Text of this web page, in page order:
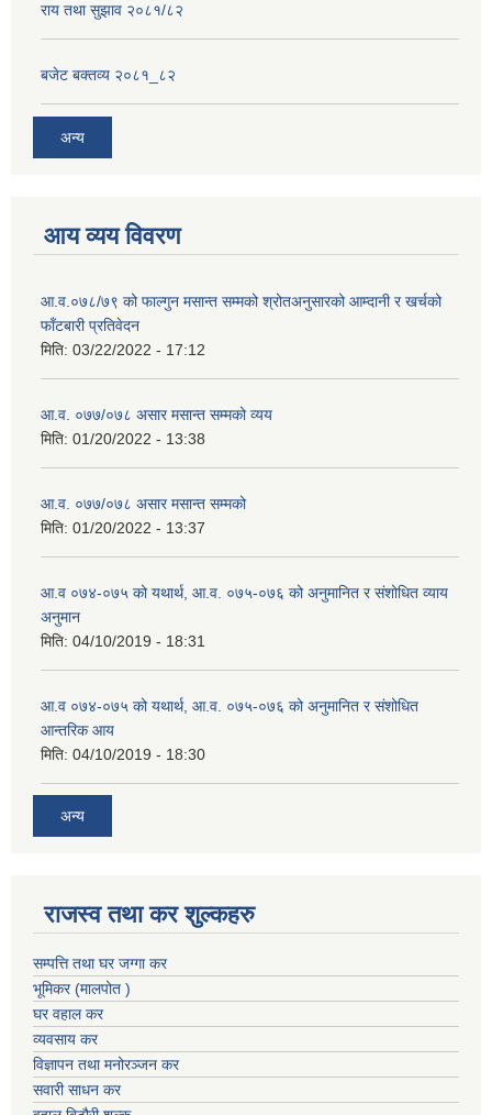
राय तथा सुझाव २०८१/८२
बजेट बक्तव्य २०८१_८२
अन्य
आय व्यय विवरण
आ.व.०७८/७९ को फाल्गुन मसान्त सम्मको श्रोतअनुसारको आम्दानी र खर्चको
फाँटबारी प्रतिवेदन
मिति: 03/22/2022 - 17:12
आ.व. ०७७/०७८ असार मसान्त सम्मको व्यय
मिति: 01/20/2022 - 13:38
आ.व. ०७७/०७८ असार मसान्त सम्मको
मिति: 01/20/2022 - 13:37
आ.व ०७४-०७५ को यथार्थ, आ.व. ०७५-०७६ को अनुमानित र संशोधित व्याय
अनुमान
मिति: 04/10/2019 - 18:31
आ.व ०७४-०७५ को यथार्थ, आ.व. ०७५-०७६ को अनुमानित र संशोधित
आन्तरिक आय
मिति: 04/10/2019 - 18:30
अन्य
राजस्व तथा कर शुल्कहरु
सम्पत्ति तथा घर जग्गा कर
भूमिकर (मालपोत )
घर वहाल कर
व्यवसाय कर
विज्ञापन तथा मनोरञ्जन कर
सवारी साधन कर